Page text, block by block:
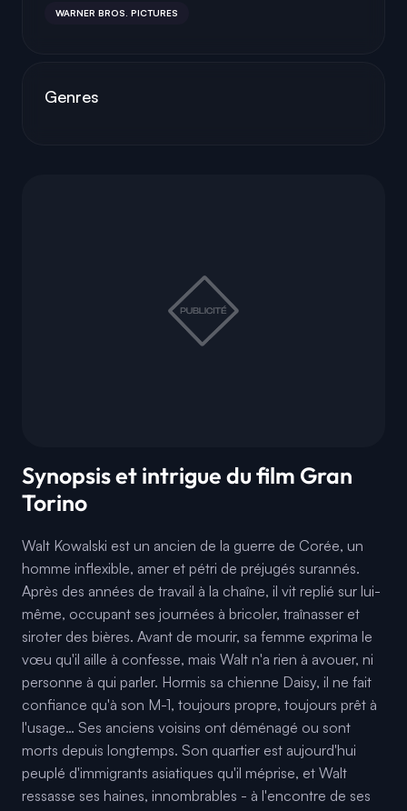
Synopsis et intrigue du film Gran
Torino
Walt Kowalski est un ancien de la guerre de Corée, un
homme inflexible, amer et pétri de préjugés surannés.
Après des années de travail à la chaîne, il vit replié sur lui-
même, occupant ses journées à bricoler, traînasser et
siroter des bières. Avant de mourir, sa femme exprima le
vœu qu'il aille à confesse, mais Walt n'a rien à avouer, ni
personne à qui parler. Hormis sa chienne Daisy, il ne fait
confiance qu'à son M-1, toujours propre, toujours prêt à
l'usage… Ses anciens voisins ont déménagé ou sont
morts depuis longtemps. Son quartier est aujourd'hui
peuplé d'immigrants asiatiques qu'il méprise, et Walt
ressasse ses haines, innombrables - à l'encontre de ses
WARNER BROS. PICTURES
Genres